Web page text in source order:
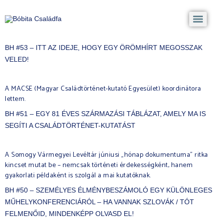
BH #53 – ITT AZ IDEJE, HOGY EGY ÖRÖMHÍRT MEGOSSZAK
VELED!
A MACSE (Magyar Családtörténet-kutató Egyesület) koordinátora
lettem.
BH #51 – EGY 81 ÉVES SZÁRMAZÁSI TÁBLÁZAT, AMELY MA IS
SEGÍTI A CSALÁDTÖRTÉNET-KUTATÁST
A Somogy Vármegyei Levéltár júniusi „hónap dokumentuma” ritka
kincset mutat be – nemcsak történeti érdekességként, hanem
gyakorlati példaként is szolgál a mai kutatóknak.
BH #50 – SZEMÉLYES ÉLMÉNYBESZÁMOLÓ EGY KÜLÖNLEGES
MŰHELYKONFERENCIÁRÓL – HA VANNAK SZLOVÁK / TÓT
FELMENŐID, MINDENKÉPP OLVASD EL!